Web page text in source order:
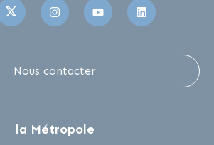
nous sur Facebook
Suivez-nous sur Twitter
Suivez-nous surSuivez-nous sur
Nous contacter
la Métropole